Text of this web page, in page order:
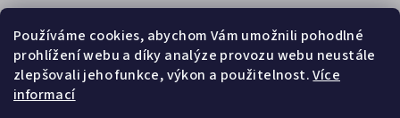
Používáme cookies, abychom Vám umožnili pohodlné
prohlížení webu a díky analýze provozu webu neustále
zlepšovali jeho funkce, výkon a použitelnost.Více
informací